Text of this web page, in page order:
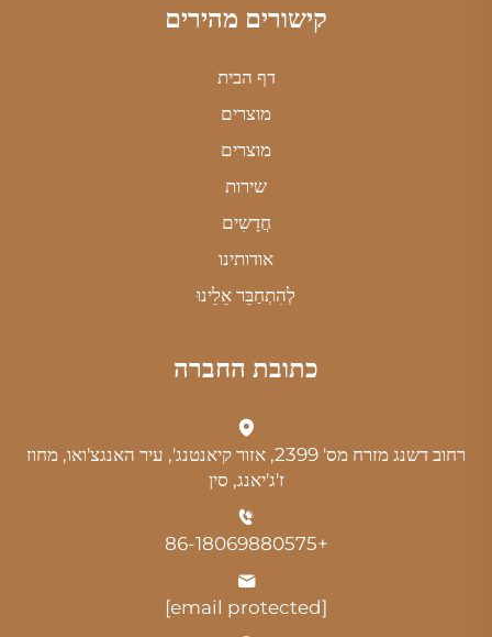
קישורים מהירים
דף הבית
מוצרים
מוצרים
שירות
חֲדָשִים
אודותינו
לְהִתְחַבֵּר אֵלֵינוּ
כתובת החברה
רחוב דשנג מזרח מס' 2399, אזור קיאנטנג', עיר האנגצ'ואו, מחוז
ז'ג'יאנג, סין
+86-18069880575
[email protected]